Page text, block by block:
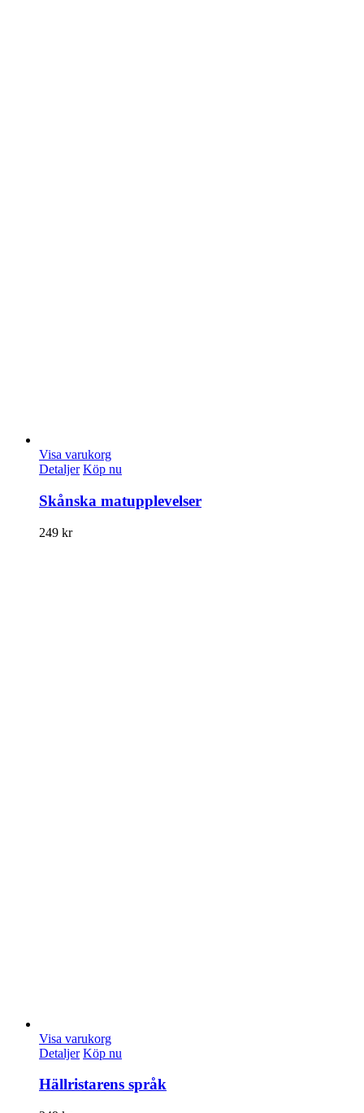
Visa varukorg
Detaljer Köp nu
Skånska matupplevelser
249 kr
Visa varukorg
Detaljer Köp nu
Hällristarens språk